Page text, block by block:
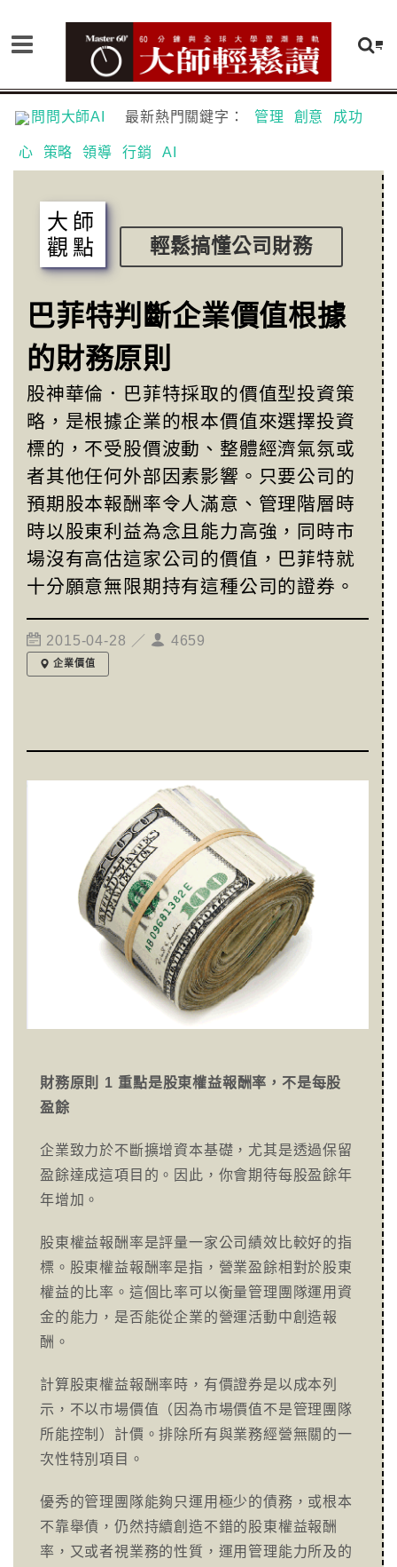
問問大師AI 最新熱門關鍵字： 管理 創意 成功
心 策略 領導 行銷 AI
大師
觀點
輕鬆搞懂公司財務
巴菲特判斷企業價值根據
的財務原則
股神華倫．巴菲特採取的價值型投資策
略，是根據企業的根本價值來選擇投資
標的，不受股價波動、整體經濟氣氛或
者其他任何外部因素影響。只要公司的
預期股本報酬率令人滿意、管理階層時
時以股東利益為念且能力高強，同時市
場沒有高估這家公司的價值，巴菲特就
十分願意無限期持有這種公司的證券。
2015-04-28 ／ 4659
企業價值
財務原則 1 重點是股東權益報酬率，不是每股
盈餘
企業致力於不斷擴增資本基礎，尤其是透過保留
盈餘達成這項目的。因此，你會期待每股盈餘年
年增加。
股東權益報酬率是評量一家公司績效比較好的指
標。股東權益報酬率是指，營業盈餘相對於股東
權益的比率。這個比率可以衡量管理團隊運用資
金的能力，是否能從企業的營運活動中創造報
酬。
計算股東權益報酬率時，有價證券是以成本列
示，不以市場價值（因為市場價值不是管理團隊
所能控制）計價。排除所有與業務經營無關的一
次性特別項目。
優秀的管理團隊能夠只運用極少的債務，或根本
不靠舉債，仍然持續創造不錯的股東權益報酬
率，又或者視業務的性質，運用管理能力所及的